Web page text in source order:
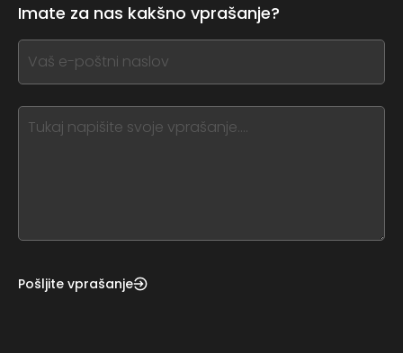
this
form
field
blank
Imate za nas kakšno vprašanje?
If
you
this,
Pošljite vprašanje